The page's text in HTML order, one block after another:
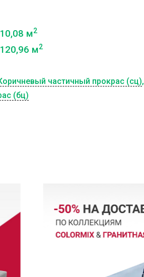
10,08 м2
120,96 м2
частичный прокрас (сц),
(бц)